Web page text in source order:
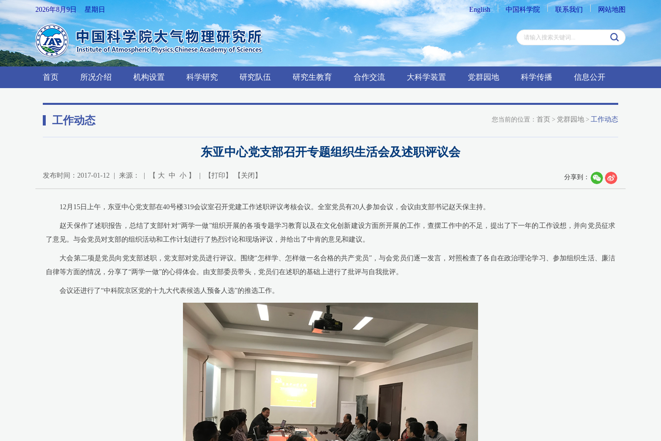
2026年8月9日 星期日 English 中国科学院 联系我们 网站地图
首页 所况介绍 机构设置 科学研究 研究队伍 研究生教育 合作交流 大科学装置 党群园地 科学传播 信息公开
工作动态 您当前的位置： 首页 > 党群园地 > 工作动态
东亚中心党支部召开专题组织生活会及述职评议会
发布时间：2017-01-12 | 来源： | 【 大 中 小 】 | 【打印 】 【 关闭 】 分享到：
12月15日上午，东亚中心党支部在40号楼319会议室召开党建工作述职评议考核会议。全室党员有20人参加会议，会议由支部书记赵天保主持。
赵天保作了述职报告，总结了支部针对“两学一做”组织开展的各项专题学习教育以及在文化创新建设方面所开展的工作，查摆工作中的不足，提出了下一年的工作设想，并向党员征求
了意见。与会党员对支部的组织活动和工作计划进行了热烈讨论和现场评议，并给出了中肯的意见和建议。
大会第二项是党员向党支部述职，党支部对党员进行评议。围绕“怎样学、怎样做一名合格的共产党员”，与会党员们逐一发言，对照检查了各自在政治理论学习、参加组织生活、廉洁
自律等方面的情况，分享了“两学一做”的心得体会。由支部委员带头，党员们在述职的基础上进行了批评与自我批评。
会议还进行了“中科院京区党的十九大代表候选人预备人选”的推选工作。